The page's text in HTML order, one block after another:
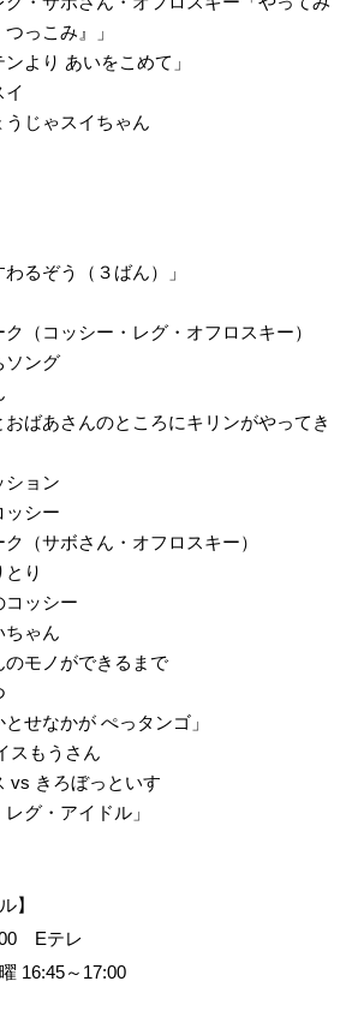
っこみ』」
より あいをこめて」
イ
うじゃスイちゃん
るぞう（３ばん）」
（コッシー・レグ・オフロスキー）
ソング
おばあさんのところにキリンがやってき
ション
ッシー
（サボさん・オフロスキー）
り
コッシー
ちゃん
のモノができるまで
せなかが ぺっタンゴ」
スもうさん
vs きろぼっといす
グ・アイドル」
】
Eテレ
16:45～17:00